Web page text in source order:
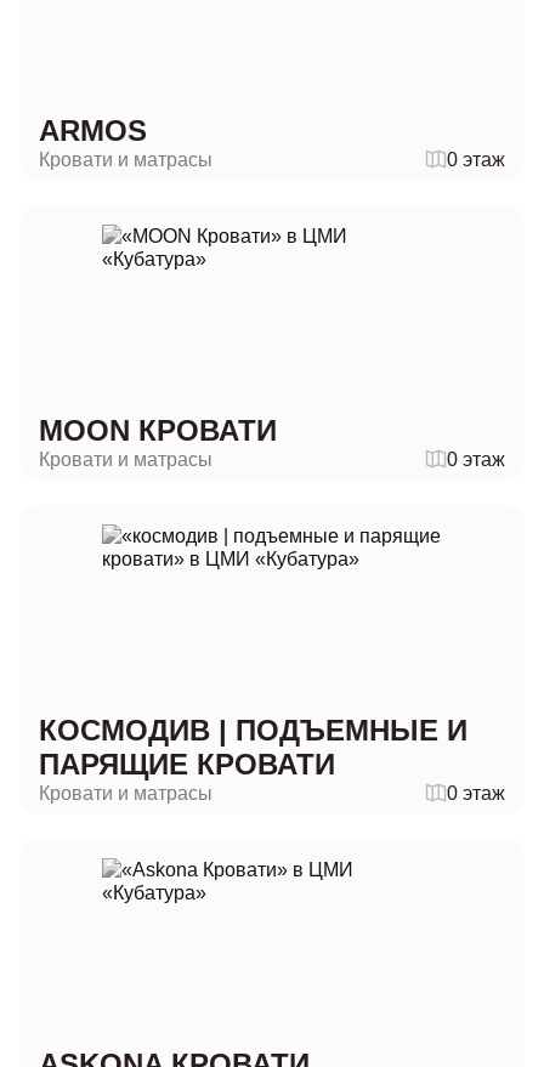
ARMOS
Кровати и матрасы 0 этаж
MOON КРОВАТИ
Кровати и матрасы 0 этаж
КОСМОДИВ | ПОДЪЕМНЫЕ И
ПАРЯЩИЕ КРОВАТИ
Кровати и матрасы 0 этаж